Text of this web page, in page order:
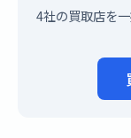
4社の買取店を